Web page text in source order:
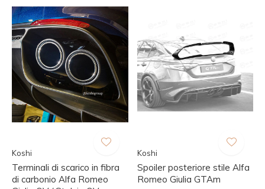
Koshi
Terminali di scarico in fibra
di carbonio Alfa Romeo
Koshi
Spoiler posteriore stile Alfa
Romeo Giulia GTAm